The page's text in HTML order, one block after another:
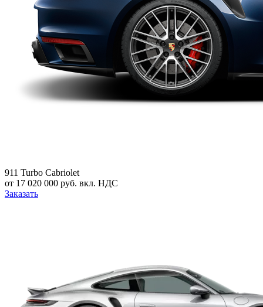
911 Turbo Cabriolet
от 17 020 000 руб. вкл. НДС
Заказать